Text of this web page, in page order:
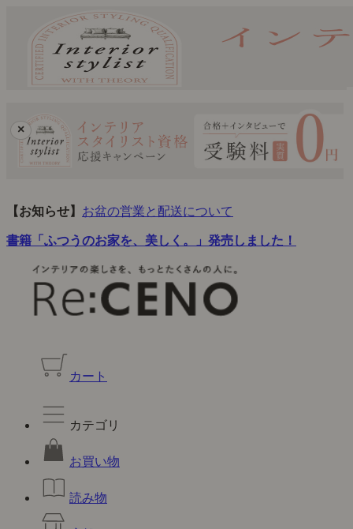
×
【お知らせ】 お盆の営業と配送について
書籍「ふつうのお家を、美しく。」発売しました！
カート
カテゴリ
お買い物
読み物